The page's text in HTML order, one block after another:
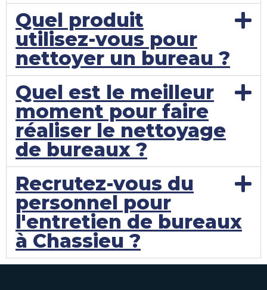
Quel produit
utilisez-vous pour
nettoyer un bureau ?
Quel est le meilleur
moment pour faire
réaliser le nettoyage
de bureaux ?
Recrutez-vous du
personnel pour
l'entretien de bureaux
à Chassieu ?